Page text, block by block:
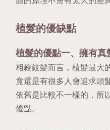
植髮的優缺點
植髮的優點一、擁有真
相較紋髮而言，植髮最大
竟還是有很多人會追求頭
依舊是比較不一樣的，所
優點。